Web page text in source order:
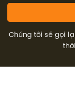
Chúng tôi sẽ gọi